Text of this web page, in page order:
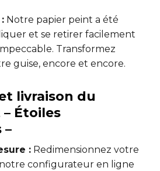
Notre papier peint a été
et se retirer facilement
Transformez
guise, encore et encore.
livraison du
Étoiles
–
: Redimensionnez votre
configurateur en ligne